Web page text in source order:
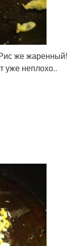
же жаренный!
уже неплохо..